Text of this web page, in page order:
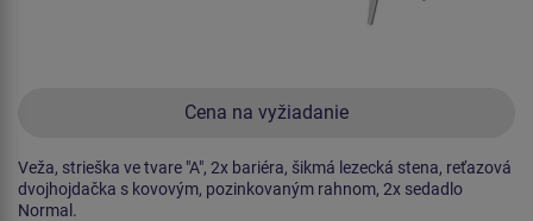
Cena na vyžiadanie
Veža, strieška ve tvare "A", 2x bariéra, šikmá lezecká stena, reťazová
dvojhojdačka s kovovým, pozinkovaným rahnom, 2x sedadlo
Normal.